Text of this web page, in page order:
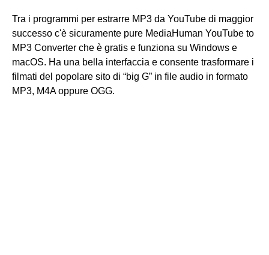
Tra i programmi per estrarre MP3 da YouTube di maggior
successo c'è sicuramente pure MediaHuman YouTube to
MP3 Converter che è gratis e funziona su Windows e
macOS. Ha una bella interfaccia e consente trasformare i
filmati del popolare sito di “big G” in file audio in formato
MP3, M4A oppure OGG.